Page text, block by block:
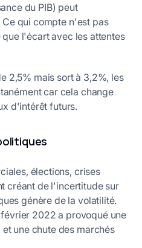
du PIB) peut
qui compte n'est pas
l'écart avec les attentes
2,5% mais sort à 3,2%, les
car cela change
d'intérêt futurs.
élections, crises
créant de l'incertitude sur
génère de la volatilité.
2022 a provoqué une
une chute des marchés